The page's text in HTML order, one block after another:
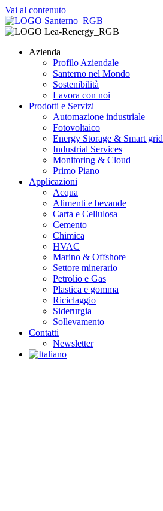
Vai al contenuto
Azienda
Profilo Aziendale
Santerno nel Mondo
Sostenibilità
Lavora con noi
Prodotti e Servizi
Automazione industriale
Fotovoltaico
Energy Storage & Smart grid
Industrial Services
Monitoring & Cloud
Primo Piano
Applicazioni
Acqua
Alimenti e bevande
Carta e Cellulosa
Cemento
Chimica
HVAC
Marino & Offshore
Settore minerario
Petrolio e Gas
Plastica e gomma
Riciclaggio
Siderurgia
Sollevamento
Contatti
Newsletter